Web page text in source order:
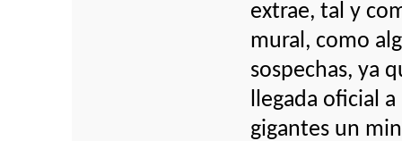
extrae, tal y
mural, como
sospechas, ya
llegada oficial
gigantes un